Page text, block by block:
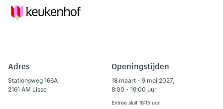
Adres
Stationsweg 166A
2161 AM Lisse
Openingstijden
18 maart - 9 mei 2027,
8:00 - 19:00 uur
Entree sluit 18:15 uur